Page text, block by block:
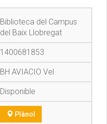
Biblioteca del Campus
del Baix Llobregat
1400681853
BH AVIACIO Vel
Disponible
Plànol